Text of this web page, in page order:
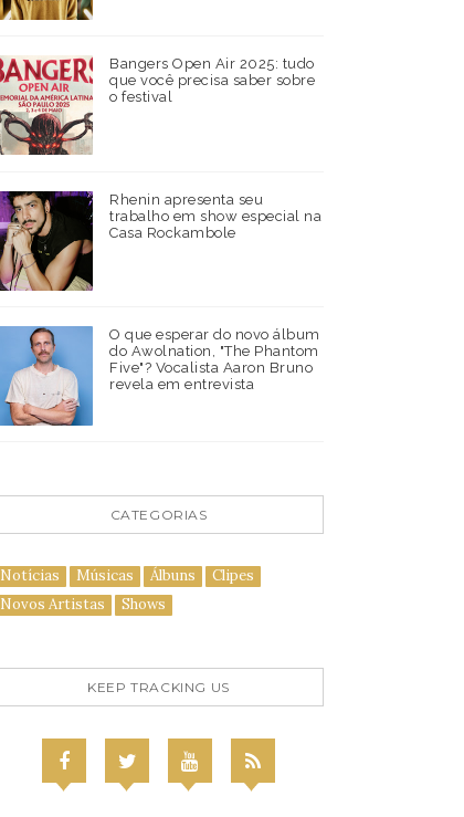
Bangers Open Air 2025: tudo
que você precisa saber sobre
o festival
Rhenin apresenta seu
trabalho em show especial na
Casa Rockambole
O que esperar do novo álbum
do Awolnation, "The Phantom
Five"? Vocalista Aaron Bruno
revela em entrevista
CATEGORIAS
Notícias Músicas Álbuns
Clipes
Novos Artistas
Shows
KEEP TRACKING US